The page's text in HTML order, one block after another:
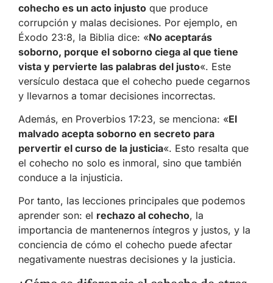
cohecho es un acto injusto que produce
corrupción y malas decisiones. Por ejemplo, en
Éxodo 23:8, la Biblia dice: «No aceptarás
soborno, porque el soborno ciega al que tiene
vista y pervierte las palabras del justo«. Este
versículo destaca que el cohecho puede cegarnos
y llevarnos a tomar decisiones incorrectas.
Además, en Proverbios 17:23, se menciona: «El
malvado acepta soborno en secreto para
pervertir el curso de la justicia«. Esto resalta que
el cohecho no solo es inmoral, sino que también
conduce a la injusticia.
Por tanto, las lecciones principales que podemos
aprender son: el rechazo al cohecho, la
importancia de mantenernos íntegros y justos, y la
conciencia de cómo el cohecho puede afectar
negativamente nuestras decisiones y la justicia.